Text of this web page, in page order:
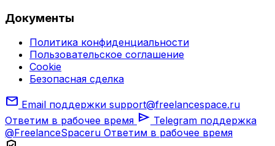
Документы
Политика конфиденциальности
Пользовательское соглашение
Cookie
Безопасная сделка
mail Email поддержки support@freelancespace.ru
Ответим в рабочее время send Telegram поддержка
@FreelanceSpaceru Ответим в рабочее время